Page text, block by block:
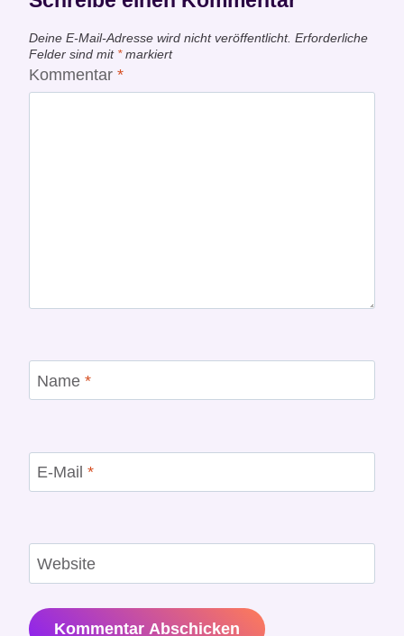
Deine E-Mail-Adresse wird nicht veröffentlicht. Erforderliche
Felder sind mit *markiert
Kommentar *
Name *
E-Mail *
Website